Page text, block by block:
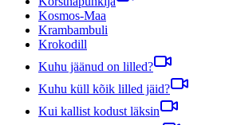
Kosmos-Maa
Krambambuli
Krokodill
Kuhu jäänud on lilled?
Kuhu küll kõik lilled jäid?
Kui kallist kodust läksin